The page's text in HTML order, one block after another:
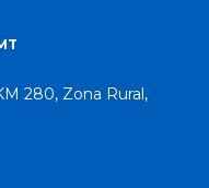
280, Zona Rural,